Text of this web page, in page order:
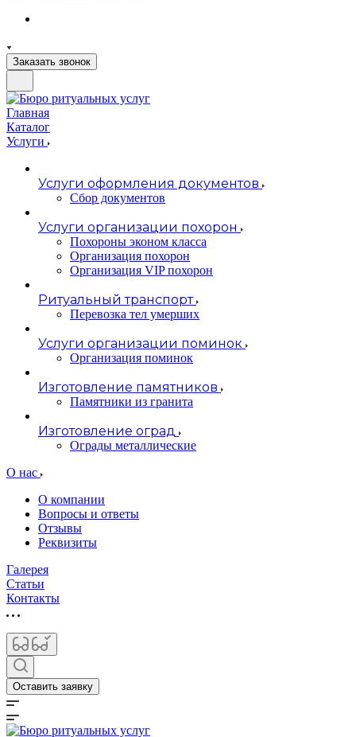
Заказать звонок
Главная
Каталог
Услуги
Услуги оформления документов
Сбор документов
Услуги организации похорон
Похороны эконом класса
Организация похорон
Организация VIP похорон
Ритуальный транспорт
Перевозка тел умерших
Услуги организации поминок
Организация поминок
Изготовление памятников
Памятники из гранита
Изготовление оград
Ограды металлические
О нас
О компании
Вопросы и ответы
Отзывы
Реквизиты
Галерея
Статьи
Контакты
Оставить заявку